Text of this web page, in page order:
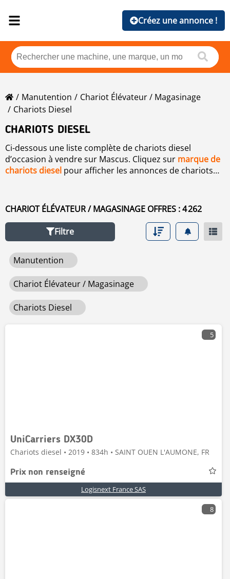
Créez une annonce !
Manutention
Chariot Élévateur / Magasinage
Chariots Diesel
CHARIOTS DIESEL
Ci-dessous une liste complète de chariots diesel
d’occasion à vendre sur Mascus. Cliquez sur marque de
chariots diesel pour afficher les annonces de chariots
annonces de chariots diesel d’occasion par prix, par
pays, par année, etc.
machinerie adaptés. Ce genre de travaux étant
particulièrement éprouvants, il est tout simplement
inconcevable de tout réaliser à la main. Très utilisé dans
le cadre d’activités de manutention ou de magasinage, le
simplifier le transport d’objets lourds, mais également
qui soit. Pour répondre aux besoins spécifiques de votre
secteur d’activités, il existe aujourd’hui différents types
de chariot élévateur, chacun possédant ses
caractéristiques propres. Il est donc essentiel de choisir
son modèle en fonction de l’usage qui lui est destiné.
CHARIOT ÉLÉVATEUR / MAGASINAGE OFFRES : 4 262
Filtre
Manutention
Chariot Élévateur / Magasinage
Chariots Diesel
5
UniCarriers DX30D
Chariots diesel • 2019 • 834h • SAINT OUEN L'AUMONE, FR
Prix non renseigné
Logisnext France SAS
8